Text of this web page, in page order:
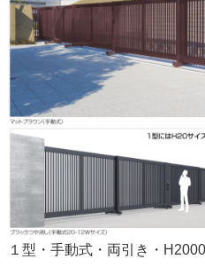
１型・手動式・両引き・